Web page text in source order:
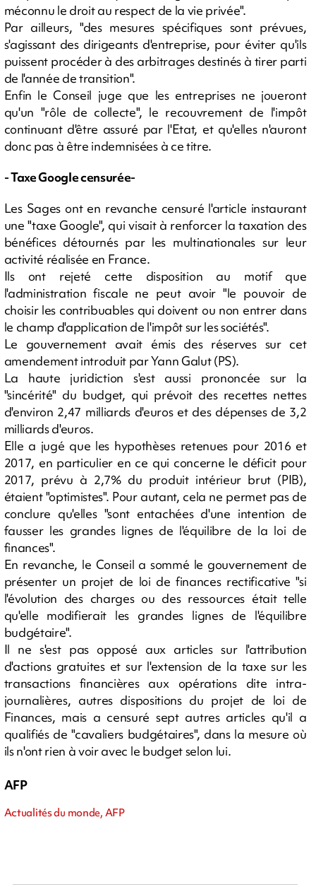
méconnu le droit au respect de la vie privée".
Par ailleurs, "des mesures spécifiques sont prévues,
s'agissant des dirigeants d'entreprise, pour éviter qu'ils
puissent procéder à des arbitrages destinés à tirer parti
de l'année de transition".
Enfin le Conseil juge que les entreprises ne joueront
qu'un "rôle de collecte", le recouvrement de l'impôt
continuant d'être assuré par l'Etat, et qu'elles n'auront
donc pas à être indemnisées à ce titre.
- Taxe Google censurée-
Les Sages ont en revanche censuré l'article instaurant
une "taxe Google", qui visait à renforcer la taxation des
bénéfices détournés par les multinationales sur leur
activité réalisée en France.
Ils ont rejeté cette disposition au motif que
l'administration fiscale ne peut avoir "le pouvoir de
choisir les contribuables qui doivent ou non entrer dans
le champ d'application de l'impôt sur les sociétés".
Le gouvernement avait émis des réserves sur cet
amendement introduit par Yann Galut (PS).
La haute juridiction s'est aussi prononcée sur la
"sincérité" du budget, qui prévoit des recettes nettes
d'environ 2,47 milliards d'euros et des dépenses de 3,2
milliards d'euros.
Elle a jugé que les hypothèses retenues pour 2016 et
2017, en particulier en ce qui concerne le déficit pour
2017, prévu à 2,7% du produit intérieur brut (PIB),
étaient "optimistes". Pour autant, cela ne permet pas de
conclure qu'elles "sont entachées d'une intention de
fausser les grandes lignes de l'équilibre de la loi de
finances".
En revanche, le Conseil a sommé le gouvernement de
présenter un projet de loi de finances rectificative "si
l'évolution des charges ou des ressources était telle
qu'elle modifierait les grandes lignes de l'équilibre
budgétaire".
Il ne s'est pas opposé aux articles sur l'attribution
d'actions gratuites et sur l'extension de la taxe sur les
transactions financières aux opérations dite intra-
journalières, autres dispositions du projet de loi de
Finances, mais a censuré sept autres articles qu'il a
qualifiés de "cavaliers budgétaires", dans la mesure où
ils n'ont rien à voir avec le budget selon lui.
AFP
Actualités du monde, AFP